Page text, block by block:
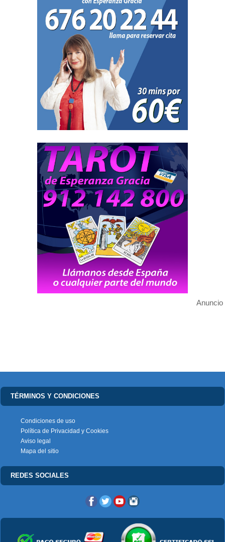
Anuncio
TÉRMINOS Y CONDICIONES
Condiciones de uso
Política de Privacidad y Cookies
Aviso legal
Mapa del sitio
REDES SOCIALES